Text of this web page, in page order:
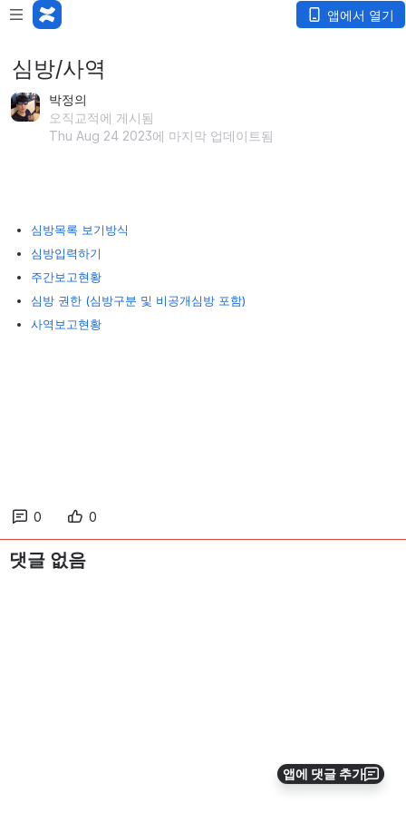
앱에서 열기
앱에 댓글 추가
심방/사역
박정의
오직교적에 게시됨
Thu Aug 24 2023에 마지막 업데이트됨
심방목록 보기방식
심방입력하기
주간보고현황
심방 권한 (심방구분 및 비공개심방 포함)
사역보고현황
0 0
댓글 없음